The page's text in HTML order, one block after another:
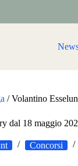
/Volantino
dal 18 maggio
Concorsi